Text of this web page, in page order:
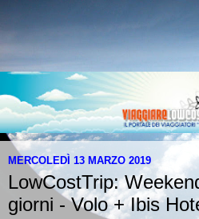
MERCOLEDÌ 13 MARZO 2019
LowCostTrip:
giorni - Volo + Ibis